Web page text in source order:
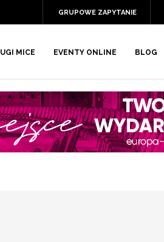
GRUPOWE ZAPYTANIE
MICE EVENTY ONLINE BLOG